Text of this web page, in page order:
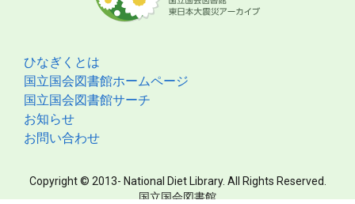
ひなぎくとは
国立国会図書館ホームページ
国立国会図書館サーチ
お知らせ
お問い合わせ
Copyright © 2013- National Diet Library. All Rights Reserved.